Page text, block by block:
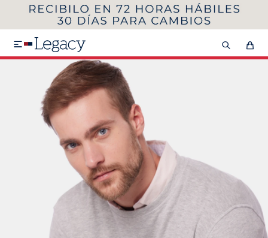

MI CUENTA
VER COLECCIÓN DE HOMBRE
HASTA 40%OFF SEGUNDA 50%